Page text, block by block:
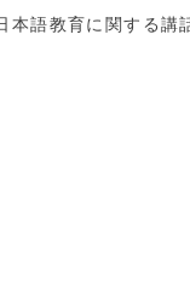
語教育に関する講